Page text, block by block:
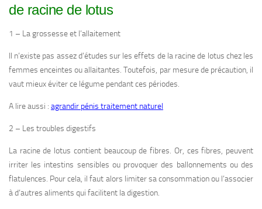
de racine de lotus
1 – La grossesse et l’allaitement
Il n’existe pas assez d’études sur les effets de la racine de lotus chez les
femmes enceintes ou allaitantes. Toutefois, par mesure de précaution, il
vaut mieux éviter ce légume pendant ces périodes.
A lire aussi : agrandir pénis traitement naturel
2 – Les troubles digestifs
La racine de lotus contient beaucoup de fibres. Or, ces fibres, peuvent
irriter les intestins sensibles ou provoquer des ballonnements ou des
flatulences. Pour cela, il faut alors limiter sa consommation ou l’associer
à d’autres aliments qui facilitent la digestion.